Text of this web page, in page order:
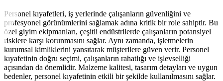
Personel kıyafetleri, iş yerlerinde çalışanların güvenliğini ve
profesyonel görünümlerini sağlamak adına kritik bir role sahiptir. Bu
özel giyim ekipmanları, çeşitli endüstrilerde çalışanların potansiyel
risklere karşı korunmasını sağlar. Aynı zamanda, işletmelerin
kurumsal kimliklerini yansıtarak müşterilere güven verir. Personel
kıyafetinin doğru seçimi, çalışanların rahatlığı ve işlevselliği
açısından da önemlidir. Malzeme kalitesi, tasarım detayları ve uygun
bedenler, personel kıyafetinin etkili bir şekilde kullanılmasını sağlar.